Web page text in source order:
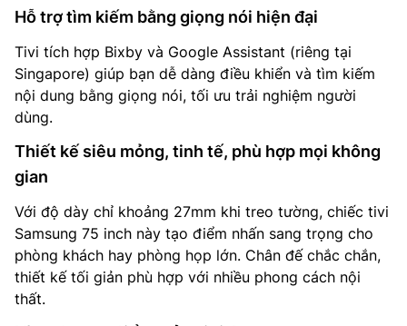
Hỗ trợ tìm kiếm bằng giọng nói hiện đại
Tivi tích hợp Bixby và Google Assistant (riêng tại
Singapore) giúp bạn dễ dàng điều khiển và tìm kiếm
nội dung bằng giọng nói, tối ưu trải nghiệm người
dùng.
Thiết kế siêu mỏng, tinh tế, phù hợp mọi không
gian
Với độ dày chỉ khoảng 27mm khi treo tường, chiếc tivi
Samsung 75 inch này tạo điểm nhấn sang trọng cho
phòng khách hay phòng họp lớn. Chân đế chắc chắn,
thiết kế tối giản phù hợp với nhiều phong cách nội
thất.